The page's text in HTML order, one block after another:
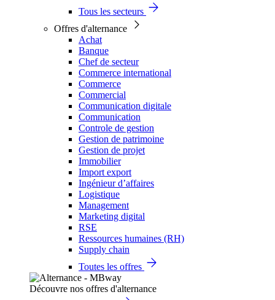
Tous les secteurs
Offres d'alternance
Achat
Banque
Chef de secteur
Commerce international
Commerce
Commercial
Communication digitale
Communication
Controle de gestion
Gestion de patrimoine
Gestion de projet
Immobilier
Import export
Ingénieur d’affaires
Logistique
Management
Marketing digital
RSE
Ressources humaines (RH)
Supply chain
Toutes les offres
Découvre nos offres d'alternance